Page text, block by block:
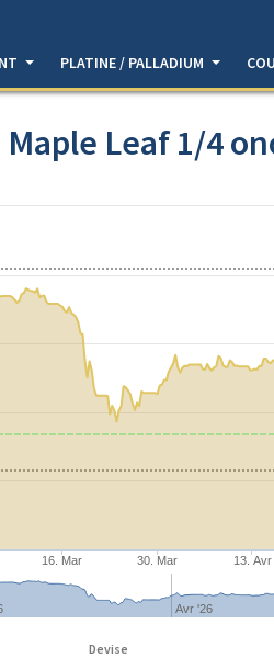
PLATINE / PALLADIUM
Leaf 1/4
16. Mar 30. Mar 13. Avr
Avr '26
Devise